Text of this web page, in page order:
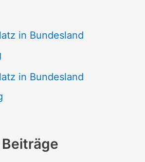
in Bundesland
in Bundesland